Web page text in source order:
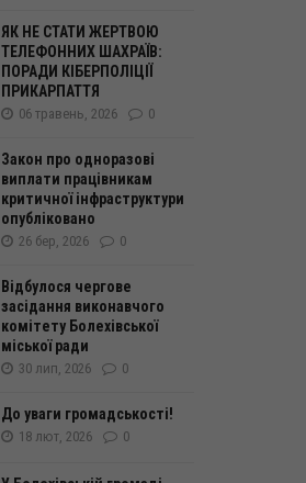
ЯК НЕ СТАТИ ЖЕРТВОЮ
ТЕЛЕФОННИХ ШАХРАЇВ:
ПОРАДИ КІБЕРПОЛІЦІЇ
ПРИКАРПАТТЯ
06 травень, 2026 0
Закон про одноразові
виплати працівникам
критичної інфраструктури
опубліковано
26 бер, 2026 0
Відбулося чергове
засідання виконавчого
комітету Болехівської
міської ради
30 лип, 2026 0
До уваги громадськості!
18 лют, 2026 0